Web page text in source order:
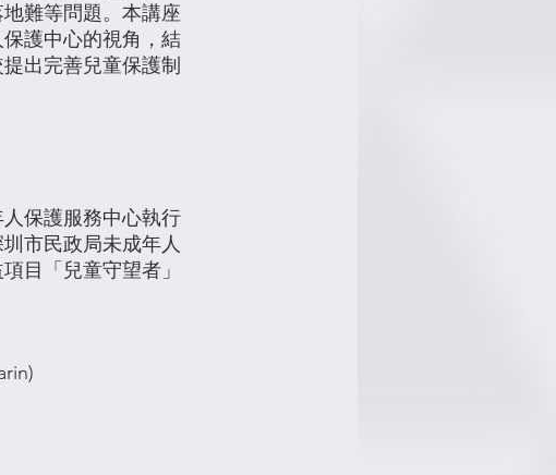
難等問題。本講座
護中心的視角，結
出完善兒童保護制
保護服務中心執行
市民政局未成年人
目「兒童守望者」